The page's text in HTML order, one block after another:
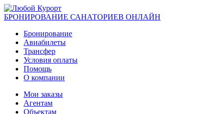
БРОНИРОВАНИЕ САНАТОРИЕВ ОНЛАЙН
Бронирование
Авиабилеты
Трансфер
Условия оплаты
Помощь
О компании
Мои заказы
Агентам
Объектам